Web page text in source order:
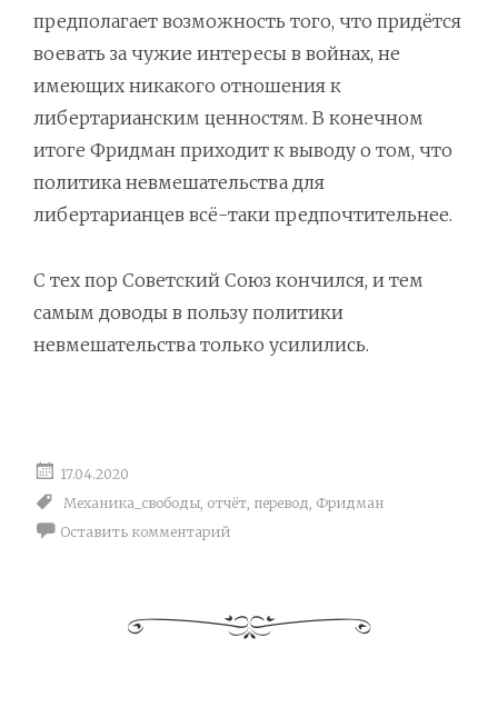
предполагает возможность того, что придётся
воевать за чужие интересы в войнах, не
имеющих никакого отношения к
либертарианским ценностям. В конечном
итоге Фридман приходит к выводу о том, что
политика невмешательства для
либертарианцев всё-таки предпочтительнее.
С тех пор Советский Союз кончился, и тем
самым доводы в пользу политики
невмешательства только усилились.
17.04.2020
Механика_свободы, отчёт, перевод, Фридман
Оставить комментарий